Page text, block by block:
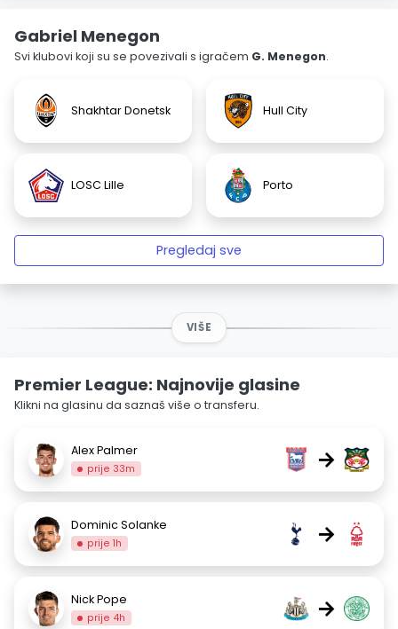
Gabriel Menegon
Svi klubovi koji su se povezivali s igračem G. Menegon.
Shakhtar Donetsk Hull City
LOSC Lille Porto
Pregledaj sve
VIŠE
Premier League: Najnovije glasine
Klikni na glasinu da saznaš više o transferu.
Alex Palmer
prije 33m →
Dominic Solanke
prije 1h →
Nick Pope
prije 4h →